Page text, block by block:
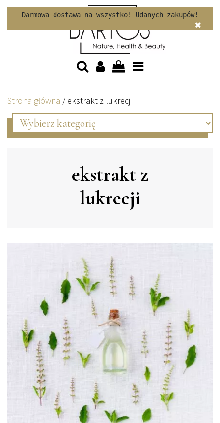
Darmowa dostawa na wszystko! Udanych zakupów!
Skip to content
Strona główna /ekstrakt z lukrecji
ekstrakt z
lukrecji